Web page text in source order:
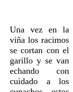
Una vez en la
viña los racimos
se cortan con el
garillo y se van
echando con
cuidado a los